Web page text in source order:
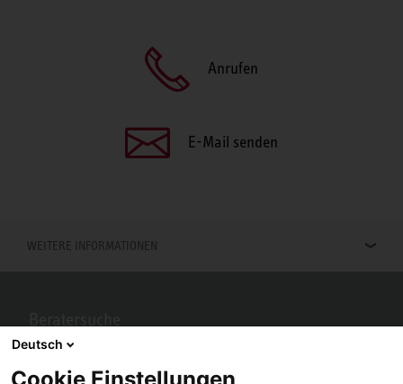
Anrufen
E-Mail senden
WEITERE INFORMATIONEN
Berater in Ihrer Nähe gesucht? Mit STIEBEL ELTRON kein Problem.
Deutsch